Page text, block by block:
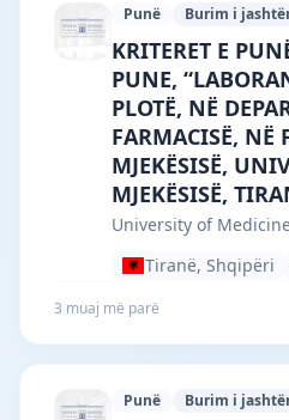
Punë Burim i
University of
KRITERET E
PUNE,
PLOTË, NË
FARMACISË, NË
MJEKËSISË,
MJEKËSISË,
University of
Tiranë, Shqipëri
3 muaj më parë
Punë Burim i